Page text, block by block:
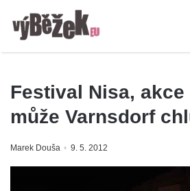
Festival Nisa,
může Varnsdorf
Marek Douša 9. 5. 2012